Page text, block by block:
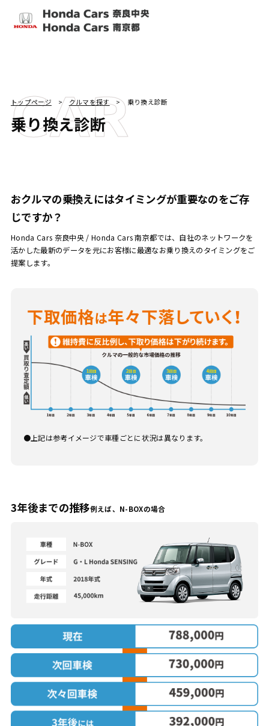
乗り換え診断
CAR
トップページ クルマを探す 乗り換え診断
おクルマの乗換えにはタイミングが重要なのをご存
じですか？
Honda Cars 奈良中央 / Honda Cars 南京都では、自社のネットワークを
活かした最新のデータを元にお客様に最適なお乗り換えのタイミングをご
提案します。
上記は参考イメージで車種ごとに状況は異なります。
3年後までの推移例えば、N-BOXの場合